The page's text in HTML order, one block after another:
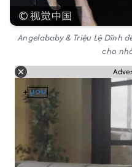
Angelababy & Triệu Lệ Dĩnh
cho